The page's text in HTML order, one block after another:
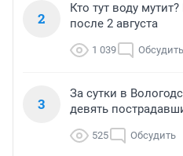
2
Кто тут воду
после 2 августа
1 039 Обсудить
3
За сутки в
девять
525 Обсудить